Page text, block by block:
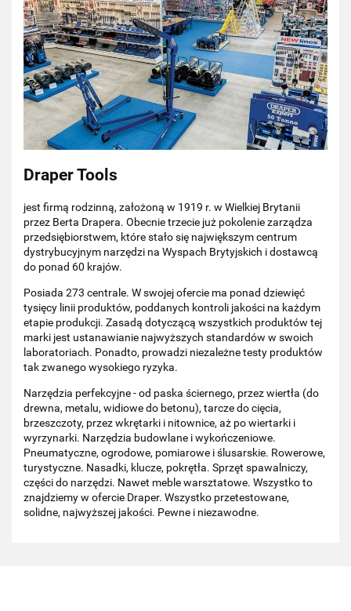
Draper Tools
jest firmą rodzinną, założoną w 1919 r. w Wielkiej Brytanii
przez Berta Drapera. Obecnie trzecie już pokolenie zarządza
przedsiębiorstwem, które stało się największym centrum
dystrybucyjnym narzędzi na Wyspach Brytyjskich i dostawcą
do ponad 60 krajów.
Posiada 273 centrale. W swojej ofercie ma ponad dziewięć
tysięcy linii produktów, poddanych kontroli jakości na każdym
etapie produkcji. Zasadą dotyczącą wszystkich produktów tej
marki jest ustanawianie najwyższych standardów w swoich
laboratoriach. Ponadto, prowadzi niezależne testy produktów
tak zwanego wysokiego ryzyka.
Narzędzia perfekcyjne - od paska ściernego, przez wiertła (do
drewna, metalu, widiowe do betonu), tarcze do cięcia,
brzeszczoty, przez wkrętarki i nitownice, aż po wiertarki i
wyrzynarki. Narzędzia budowlane i wykończeniowe.
Pneumatyczne, ogrodowe, pomiarowe i ślusarskie. Rowerowe,
turystyczne. Nasadki, klucze, pokrętła. Sprzęt spawalniczy,
części do narzędzi. Nawet meble warsztatowe. Wszystko to
znajdziemy w ofercie Draper. Wszystko przetestowane,
solidne, najwyższej jakości. Pewne i niezawodne.